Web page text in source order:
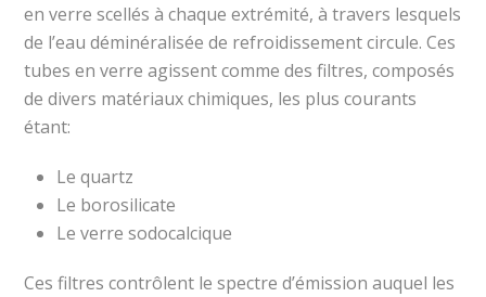
en verre scellés à chaque extrémité, à travers lesquels
de l’eau déminéralisée de refroidissement circule. Ces
tubes en verre agissent comme des filtres, composés
de divers matériaux chimiques, les plus courants
étant:
Le quartz
Le borosilicate
Le verre sodocalcique
Ces filtres contrôlent le spectre d’émission auquel les